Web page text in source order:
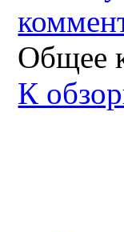
Общее
К